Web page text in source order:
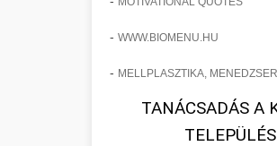
- WWW.BIOMENU.HU
- MELLPLASZTIKA,
TANÁCSADÁS A